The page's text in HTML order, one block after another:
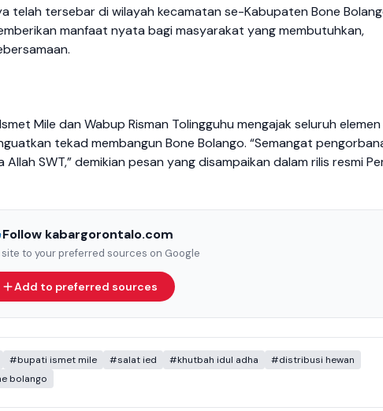
telah tersebar di wilayah kecamatan se-Kabupaten Bone
manfaat nyata bagi masyarakat yang membutuhkan,
Mile dan Wabup Risman Tolingguhu mengajak seluruh elemen
tekad membangun Bone Bolango. “Semangat
SWT,” demikian pesan yang disampaikan dalam rilis resmi
Follow kabargorontalo.com
to your preferred sources on Google
Add to preferred sources
#bupati ismet mile #salat ied #khutbah idul adha
#distribusi hewan
bolango